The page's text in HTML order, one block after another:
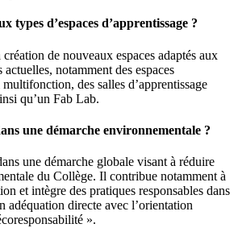
types d’espaces d’apprentissage ?
de nouveaux espaces adaptés aux
notamment des espaces
des salles d’apprentissage
qu’un Fab Lab.
une démarche environnementale ?
une démarche globale visant à réduire
du Collège. Il contribue notamment à
et intègre des pratiques responsables dans
adéquation directe avec l’orientation
».